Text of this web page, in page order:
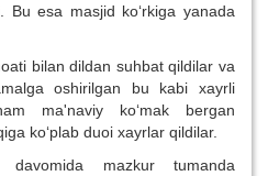
Bu esa masjid ko‘rkiga yanada
bilan dildan suhbat qildilar va
oshirilgan bu kabi xayrli
ma'naviy ko‘mak bergan
ko‘plab duoi xayrlar qildilar.
mazkur tumanda